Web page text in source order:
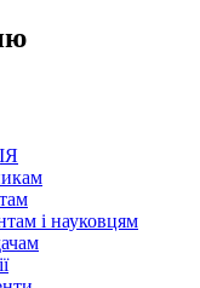
і науковцям